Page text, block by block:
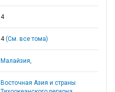
4
4(См. все тома)
Малайзия,
Восточная Азия и страны